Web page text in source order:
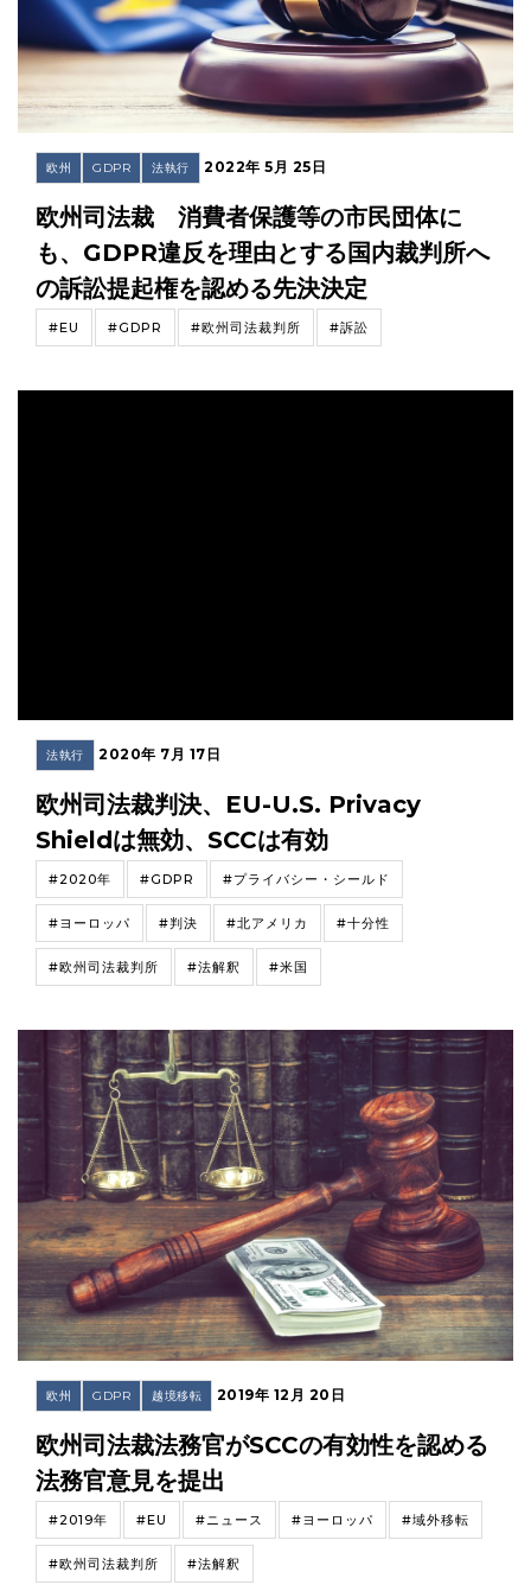
欧州 GDPR 法執行 2022年 5月 25日
欧州司法裁 消費者保護等の市民団体に
も、GDPR違反を理由とする国内裁判所へ
の訴訟提起権を認める先決決定
#EU #GDPR #欧州司法裁判所 #訴訟
法執行 2020年 7月 17日
欧州司法裁判決、EU-U.S. Privacy
Shieldは無効、SCCは有効
#2020年 #GDPR #プライバシー・シールド
#ヨーロッパ #判決 #北アメリカ #十分性
#欧州司法裁判所 #法解釈 #米国
欧州 GDPR 越境移転 2019年 12月 20日
欧州司法裁法務官がSCCの有効性を認める
法務官意見を提出
#2019年 #EU #ニュース #ヨーロッパ #域外移転
#欧州司法裁判所 #法解釈